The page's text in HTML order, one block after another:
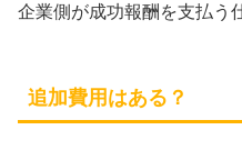
企業側が成功報酬を支払う
追加費用はある？